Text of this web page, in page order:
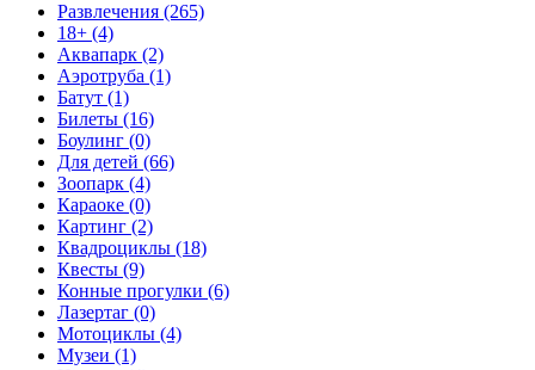
Развлечения (265)
18+ (4)
Аквапарк (2)
Аэротруба (1)
Батут (1)
Билеты (16)
Боулинг (0)
Для детей (66)
Зоопарк (4)
Караоке (0)
Картинг (2)
Квадроциклы (18)
Квесты (9)
Конные прогулки (6)
Лазертаг (0)
Мотоциклы (4)
Музеи (1)